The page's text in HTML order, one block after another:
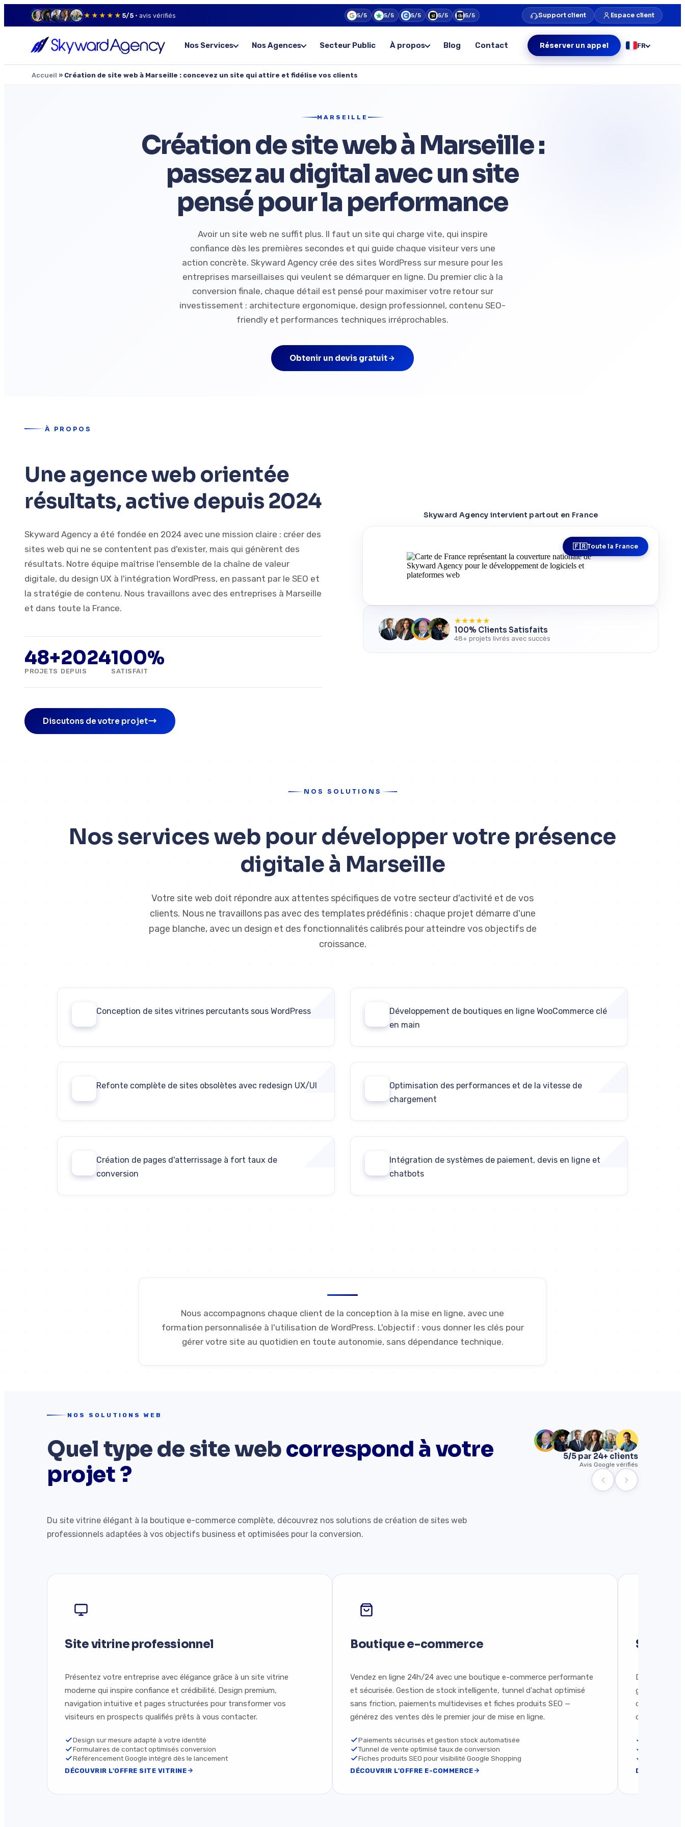
★★★★★ 5/5 · avis vérifiés 5/5 5/5 5/5 5/5 5/5 Support client Espace client
Nos Services Nos Agences Secteur Public À propos Blog Contact Réserver un appel FR
Accueil » Création de site web à Marseille : concevez un site qui attire et fidélise vos clients
MARSEILLE
Création de site web à Marseille :
passez au digital avec un site
pensé pour la performance
Avoir un site web ne suffit plus. Il faut un site qui charge vite, qui inspire
confiance dès les premières secondes et qui guide chaque visiteur vers une
action concrète. Skyward Agency crée des sites WordPress sur mesure pour les
entreprises marseillaises qui veulent se démarquer en ligne. Du premier clic à la
conversion finale, chaque détail est pensé pour maximiser votre retour sur
investissement : architecture ergonomique, design professionnel, contenu SEO-
friendly et performances techniques irréprochables.
Obtenir un devis gratuit
À PROPOS
Une agence web orientée
résultats, active depuis 2024
Skyward Agency a été fondée en 2024 avec une mission claire : créer des
sites web qui ne se contentent pas d'exister, mais qui génèrent des
résultats. Notre équipe maîtrise l'ensemble de la chaîne de valeur
digitale, du design UX à l'intégration WordPress, en passant par le SEO et
la stratégie de contenu. Nous travaillons avec des entreprises à Marseille
et dans toute la France.
48+
PROJETS
2024
DEPUIS
100%
SATISFAIT
Discutons de votre projet
Skyward Agency intervient partout en France
Toute la France
★★★★★
100% Clients Satisfaits
48+ projets livrés avec succès
NOS SOLUTIONS
Nos services web pour développer votre présence
digitale à Marseille
Votre site web doit répondre aux attentes spécifiques de votre secteur d'activité et de vos
clients. Nous ne travaillons pas avec des templates prédéfinis : chaque projet démarre d'une
page blanche, avec un design et des fonctionnalités calibrés pour atteindre vos objectifs de
croissance.
Conception de sites vitrines percutants sous WordPress
Développement de boutiques en ligne WooCommerce clé
en main
Refonte complète de sites obsolètes avec redesign UX/UI
Optimisation des performances et de la vitesse de
chargement
Création de pages d'atterrissage à fort taux de
conversion
Intégration de systèmes de paiement, devis en ligne et
chatbots
Nous accompagnons chaque client de la conception à la mise en ligne, avec une
formation personnalisée à l'utilisation de WordPress. L'objectif : vous donner les clés pour
gérer votre site au quotidien en toute autonomie, sans dépendance technique.
NOS SOLUTIONS WEB
Quel type de site webcorrespond à votre
projet ?
Du site vitrine élégant à la boutique e-commerce complète, découvrez nos solutions de création de sites web
professionnels adaptées à vos objectifs business et optimisées pour la conversion.
5/5 par 24+ clients
Avis Google vérifiés
Site vitrine professionnel
Présentez votre entreprise avec élégance grâce à un site vitrine
moderne qui inspire confiance et crédibilité. Design premium,
navigation intuitive et pages structurées pour transformer vos
visiteurs en prospects qualifiés prêts à vous contacter.
Design sur mesure adapté à votre identité
Formulaires de contact optimisés conversion
Référencement Google intégré dès le lancement
DÉCOUVRIR L'OFFRE SITE VITRINE
Boutique e-commerce
Vendez en ligne 24h/24 avec une boutique e-commerce performante
et sécurisée. Gestion de stock intelligente, tunnel d'achat optimisé
sans friction, paiements multidevises et fiches produits SEO —
générez des ventes dès le premier jour de mise en ligne.
Paiements sécurisés et gestion stock automatisée
Tunnel de vente optimisé taux de conversion
Fiches produits SEO pour visibilité Google Shopping
DÉCOUVRIR L'OFFRE E-COMMERCE
Site
Dominez
génération.
cartes
optimisés —
DÉCOUVRIR